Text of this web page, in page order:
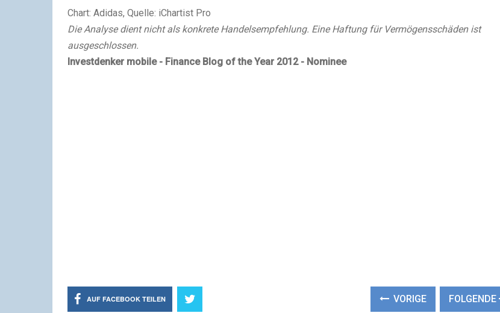
Chart: Adidas, Quelle: iChartist Pro
Die Analyse dient nicht als konkrete Handelsempfehlung. Eine Haftung für Vermögensschäden ist
ausgeschlossen.
Investdenker mobile - Finance Blog of the Year 2012 - Nominee
AUF FACEBOOK TEILEN VORIGE FOLGENDE